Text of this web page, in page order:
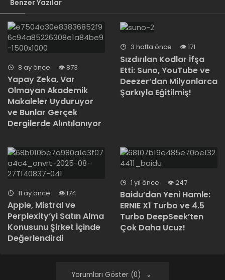
Benzer Yazılar
8 ay önce 873
Yapay Zeka, Var
Olmayan Akademik
Makaleler Uyduruyor
ve Bunlar Gerçek
Dergilerde Alıntılanıyor
3 hafta önce 171
Sızdırılan Kodlar İfşa
Etti: Suno, YouTube ve
Deezer’dan Milyonlarca
Şarkıyla Eğitilmiş!
11 ay önce 174
Apple, Mistral ve
Perplexity’yi Satın Alma
Konusunu Şirket İçinde
Değerlendirdi
1 yıl önce 247
Baidu’dan Yeni Hamle:
ERNIE X1 Turbo ve 4.5
Turbo DeepSeek’ten
Çok Daha Ucuz!
Yorumları Göster (0)